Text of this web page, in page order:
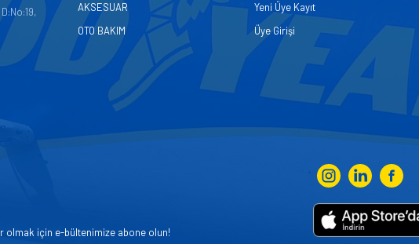
AKSESUAR
OTO BAKIM
Yeni Üye Kayıt
Üye Girişi
olmak için e-bültenimize abone olun!